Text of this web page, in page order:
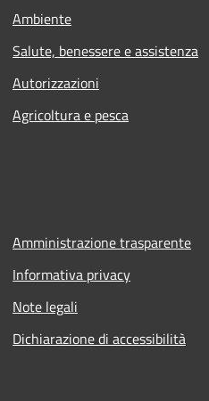
Ambiente
Salute, benessere e assistenza
Autorizzazioni
Agricoltura e pesca
Amministrazione trasparente
Informativa privacy
Note legali
Dichiarazione di accessibilità